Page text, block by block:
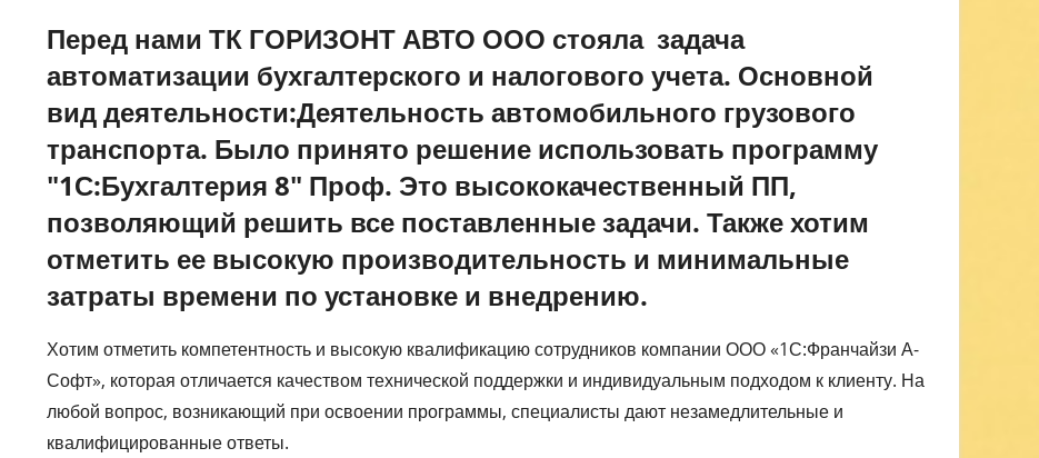
Перед нами ТК ГОРИЗОНТ АВТО ООО стояла задача
автоматизации бухгалтерского и налогового учета. Основной
вид деятельности:Деятельность автомобильного грузового
транспорта. Было принято решение использовать программу
"1С:Бухгалтерия 8" Проф. Это высококачественный ПП,
позволяющий решить все поставленные задачи. Также хотим
отметить ее высокую производительность и минимальные
затраты времени по установке и внедрению.
Хотим отметить компетентность и высокую квалификацию сотрудников компании ООО «1С:Франчайзи А-
Софт», которая отличается качеством технической поддержки и индивидуальным подходом к клиенту. На
любой вопрос, возникающий при освоении программы, специалисты дают незамедлительные и
квалифицированные ответы.